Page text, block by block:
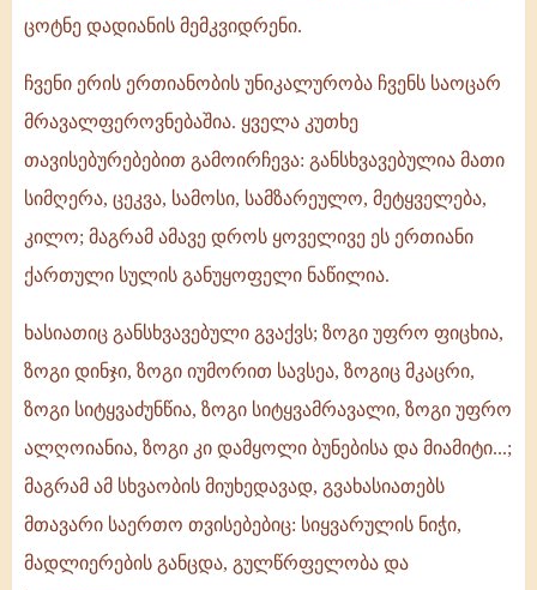
ცოტნე დადიანის მემკვიდრენი.
ჩვენი ერის ერთიანობის უნიკალურობა ჩვენს საოცარ
მრავალფეროვნებაშია. ყველა კუთხე
თავისებურებებით გამოირჩევა: განსხვავებულია მათი
სიმღერა, ცეკვა, სამოსი, სამზარეულო, მეტყველება,
კილო; მაგრამ ამავე დროს ყოველივე ეს ერთიანი
ქართული სულის განუყოფელი ნაწილია.
ხასიათიც განსხვავებული გვაქვს; ზოგი უფრო ფიცხია,
ზოგი დინჯი, ზოგი იუმორით სავსეა, ზოგიც მკაცრი,
ზოგი სიტყვაძუნწია, ზოგი სიტყვამრავალი, ზოგი უფრო
ალღოიანია, ზოგი კი დამყოლი ბუნებისა და მიამიტი...;
მაგრამ ამ სხვაობის მიუხედავად, გვახასიათებს
მთავარი საერთო თვისებებიც: სიყვარულის ნიჭი,
მადლიერების განცდა, გულწრფელობა და